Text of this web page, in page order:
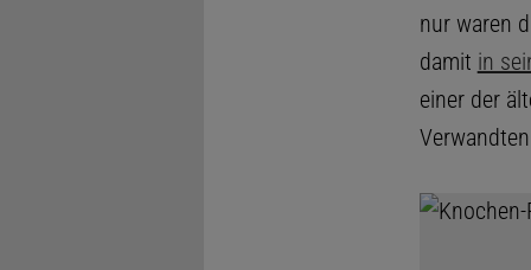
nur waren
damit in
einer der